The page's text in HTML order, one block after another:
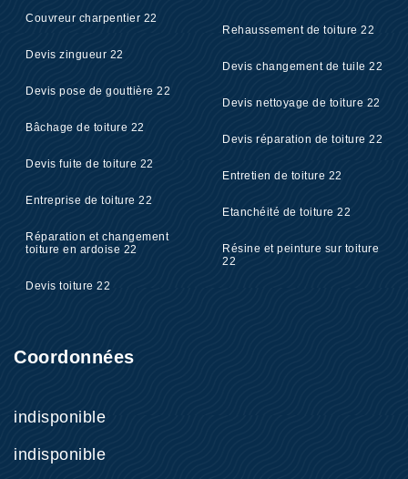
Couvreur charpentier 22
Devis zingueur 22
Devis pose de gouttière 22
Bâchage de toiture 22
Devis fuite de toiture 22
Entreprise de toiture 22
Réparation et changement
toiture en ardoise 22
Devis toiture 22
Rehaussement de toiture 22
Devis changement de tuile 22
Devis nettoyage de toiture 22
Devis réparation de toiture 22
Entretien de toiture 22
Etanchéité de toiture 22
Résine et peinture sur toiture
22
Coordonnées
indisponible
indisponible